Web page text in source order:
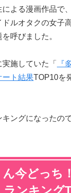
よる漫画作品で
ルオタクの女子
呼びました。
施していた「
『
ート結果TOP10を
ングになったの
ん今どっ
ンキング